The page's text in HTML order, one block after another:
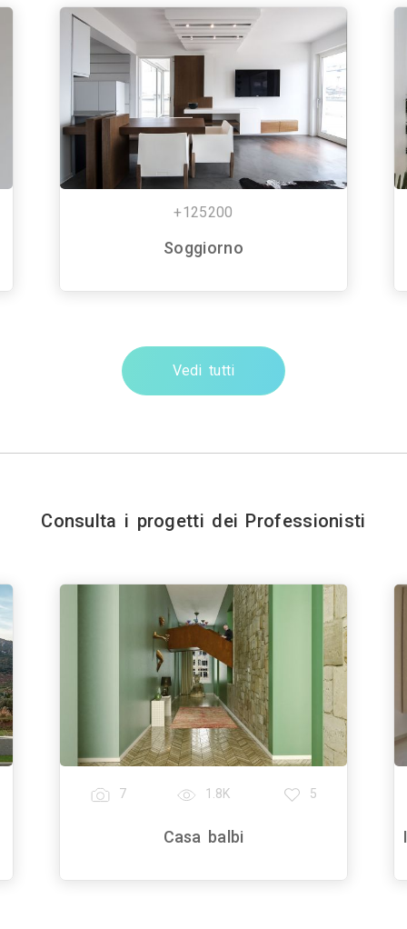
+125200
Soggiorno
Vedi tutti
Consulta i progetti dei Professionisti
7 1.8K 5
Casa balbi